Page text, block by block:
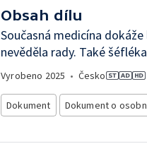
Obsah dílu
Současná medicína
nevěděla rady. Také
Vyrobeno 2025 • Česko
Dokument Dokument o